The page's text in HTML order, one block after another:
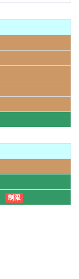
制限